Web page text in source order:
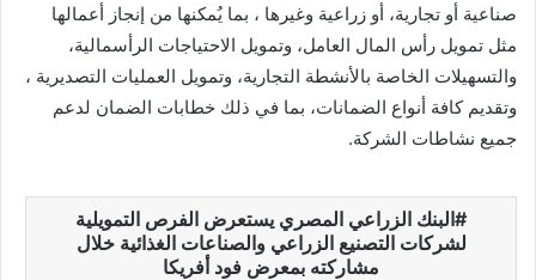
صناعية أو تجارية، أو زراعية وغيرها ، بما يُمكنها من إنجاز أعمالها
مثل تمويل رأس المال العامل، وتمويل الاحتياجات الرأسمالية،
والتسهيلات الخاصة بالأنشطة التجارية، وتمويل العمليات التصديرية ،
وتقديم كافة أنواع الضمانات، بما في ذلك خطابات الضمان لدعم
جميع نشاطات الشركة.
البنك الزراعي المصري يستعرض الفرص التمويلية
لشركات التصنيع الزراعي والصناعات الغذائية خلال
مشاركته بمعرض فود أفريكا